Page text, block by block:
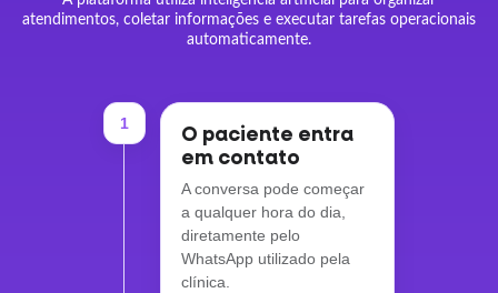
atendimentos, coletar informações e executar tarefas operacionais
automaticamente.
1
O paciente entra
em contato
A conversa pode começar
a qualquer hora do dia,
diretamente pelo
WhatsApp utilizado pela
clínica.